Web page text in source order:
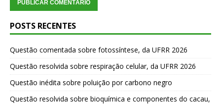
POSTS RECENTES
Questão comentada sobre fotossíntese, da UFRR 2026
Questão resolvida sobre respiração celular, da UFRR 2026
Questão inédita sobre poluição por carbono negro
Questão resolvida sobre bioquímica e componentes do cacau,